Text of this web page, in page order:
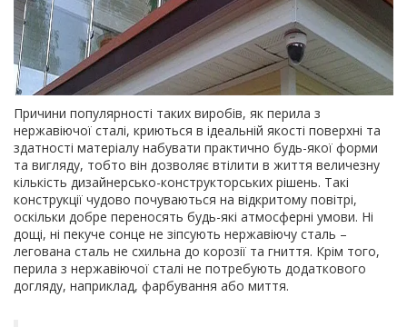
Причини популярності таких виробів, як перила з
нержавіючої сталі, криються в ідеальній якості поверхні та
здатності матеріалу набувати практично будь-якої форми
та вигляду, тобто він дозволяє втілити в життя величезну
кількість дизайнерсько-конструкторських рішень. Такі
конструкції чудово почуваються на відкритому повітрі,
оскільки добре переносять будь-які атмосферні умови. Ні
дощі, ні пекуче сонце не зіпсують нержавіючу сталь –
легована сталь не схильна до корозії та гниття. Крім того,
перила з нержавіючої сталі не потребують додаткового
догляду, наприклад, фарбування або миття.